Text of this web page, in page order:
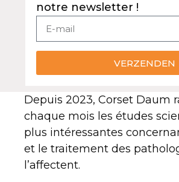
notre newsletter !
VERZENDEN
Depuis 2023, Corset Daum
chaque mois les études
plus intéressantes
et le traitement des
l’affectent.